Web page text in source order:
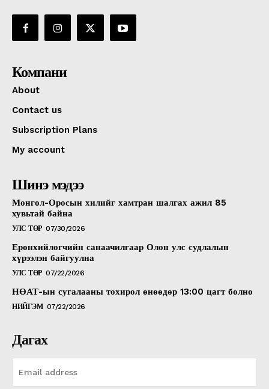
Компани
About
Contact us
Subscription Plans
My account
Шинэ мэдээ
Монгол-Оросын хилийг хамтран шалгах ажил 85
хувьтай байна
УЛС ТӨР 07/30/2026
Ерөнхийлөгчийн санаачилгаар Олон улс судлалын
хүрээлэн байгуулна
УЛС ТӨР 07/22/2026
НӨАТ-ын сугалааны тохирол өнөөдөр 13:00 цагт болно
НИЙГЭМ 07/22/2026
Дагах